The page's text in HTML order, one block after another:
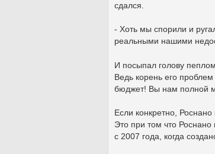
сдался.
- Хоть мы спорили и
реальными нашими
И посыпал голову
Ведь корень его
бюджет! Вы нам полной
Если конкретно,
Это при том что
с 2007 года, когда